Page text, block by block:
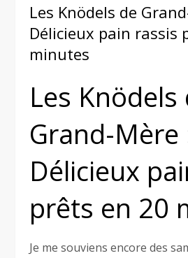
Les Knödels de
Délicieux pain rassis
minutes
Les Knödels
Grand-Mère
Délicieux
prêts en 20
Je me souviens encore des